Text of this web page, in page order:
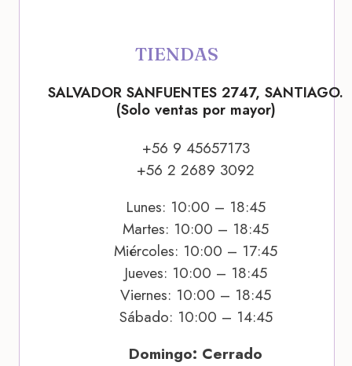
TIENDAS
SALVADOR SANFUENTES 2747, SANTIAGO.
(Solo ventas por mayor)
+56 9 45657173
+56 2 2689 3092
Lunes: 10:00 – 18:45
Martes: 10:00 – 18:45
Miércoles: 10:00 – 17:45
Jueves: 10:00 – 18:45
Viernes: 10:00 – 18:45
Sábado: 10:00 – 14:45
Domingo: Cerrado